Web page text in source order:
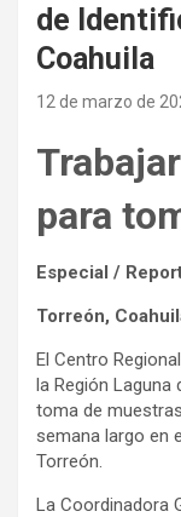
de
Coahuila
12 de marzo de
para
Especial /
Torreón,
El Centro
la Región Laguna
toma de
semana largo en
Torreón.
La Coordinadora